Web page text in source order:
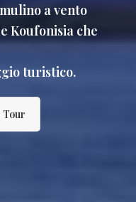
a vento
Koufonisia che
turistico.
Tour